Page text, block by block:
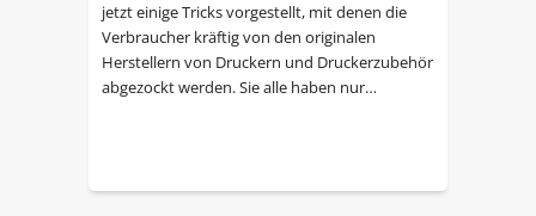
jetzt einige Tricks vorgestellt, mit denen die
Verbraucher kräftig von den originalen
Herstellern von Druckern und Druckerzubehör
abgezockt werden. Sie alle haben nur…